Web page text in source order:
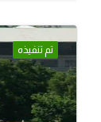
تم تنفيذه